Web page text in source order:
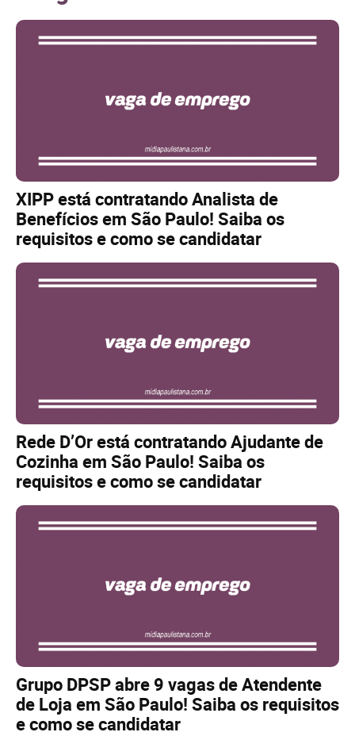
XIPP está contratando Analista de
Benefícios em São Paulo! Saiba os
requisitos e como se candidatar
Rede D’Or está contratando Ajudante de
Cozinha em São Paulo! Saiba os
requisitos e como se candidatar
Grupo DPSP abre 9 vagas de Atendente
de Loja em São Paulo! Saiba os requisitos
e como se candidatar